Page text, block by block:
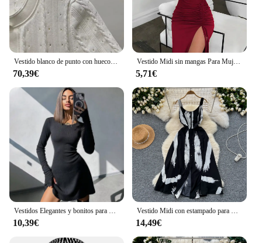
70,39€
Vestido Midi sin mangas Para Mujer, traje Sexy ajustado con espalda descubierta Para fiesta y Club nocturno, elegante
5,71€
10,39€ 14,49€